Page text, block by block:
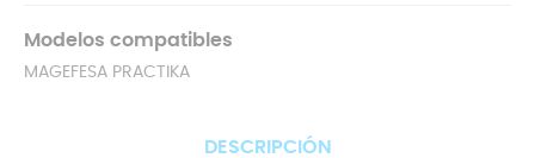
Modelos compatibles
MAGEFESA PRACTIKA
DESCRIPCIÓN